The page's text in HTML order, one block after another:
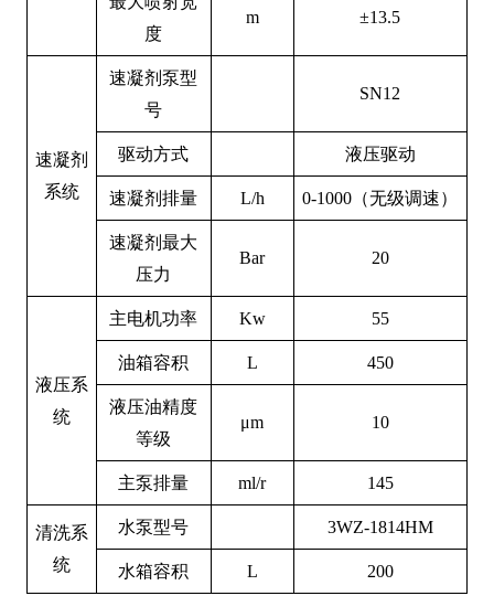
度
m ±13.5
速凝剂
系统
速凝剂泵型
号
SN12
驱动方式 液压驱动
速凝剂排量 L/h 0-1000（无级调速）
速凝剂最大
压力
Bar 20
液压系
统
主电机功率 Kw 55
油箱容积 L 450
液压油精度
等级
μm 10
主泵排量 ml/r 145
清洗系
统
水泵型号 3WZ-1814HM
水箱容积 L 200